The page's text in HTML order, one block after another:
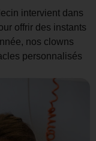
intervient dans
offrir des instants
nos clowns
personnalisés